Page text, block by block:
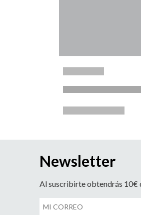
Newsletter
Al suscribirte obtendrás 10€